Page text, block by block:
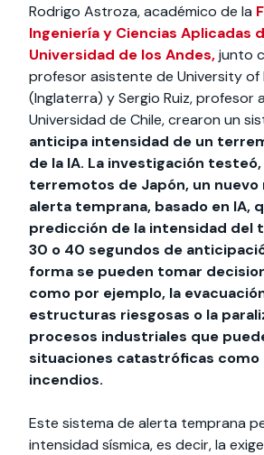
Rodrigo Astroza, académico de la
Ingeniería y Ciencias Aplicadas
Universidad de los Andes,junto
profesor asistente de University of
(Inglaterra) y Sergio Ruiz, profesor
Universidad de Chile, crearon un
anticipa intensidad de un
de la IA. La investigación
terremotos de Japón, un nuevo
alerta temprana, basado en IA,
predicción de la intensidad del
30 o 40 segundos de
forma se pueden tomar
como por ejemplo, la
estructuras riesgosas o la
procesos industriales que
situaciones catastróficas como
incendios.
Este sistema de alerta temprana
intensidad sísmica, es decir, la